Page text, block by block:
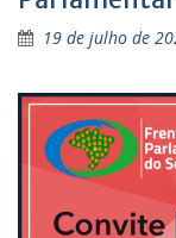
19 de julho de